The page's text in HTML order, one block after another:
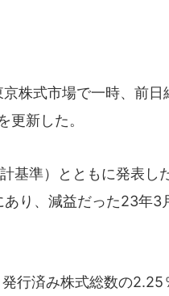
株式市場で一時、前日
新した。
基準）とともに発表し
り、減益だった23年3
行済み株式総数の